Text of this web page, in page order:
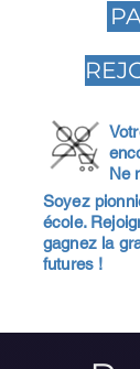
Ne
Soyez
école.
gagnez la
futures !